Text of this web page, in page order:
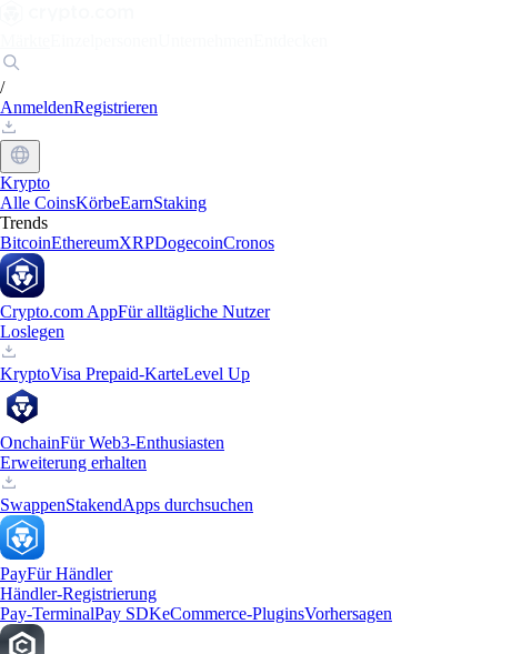
/
AnmeldenRegistrieren
Krypto
Alle CoinsKörbeEarnStaking
Trends
BitcoinEthereumXRPDogecoinCronos
Crypto.com AppFür alltägliche Nutzer
Loslegen
KryptoVisa Prepaid-KarteLevel Up
OnchainFür Web3-Enthusiasten
Erweiterung erhalten
SwappenStakendApps durchsuchen
PayFür Händler
Händler-Registrierung
Pay-TerminalPay SDKeCommerce-PluginsVorhersagen